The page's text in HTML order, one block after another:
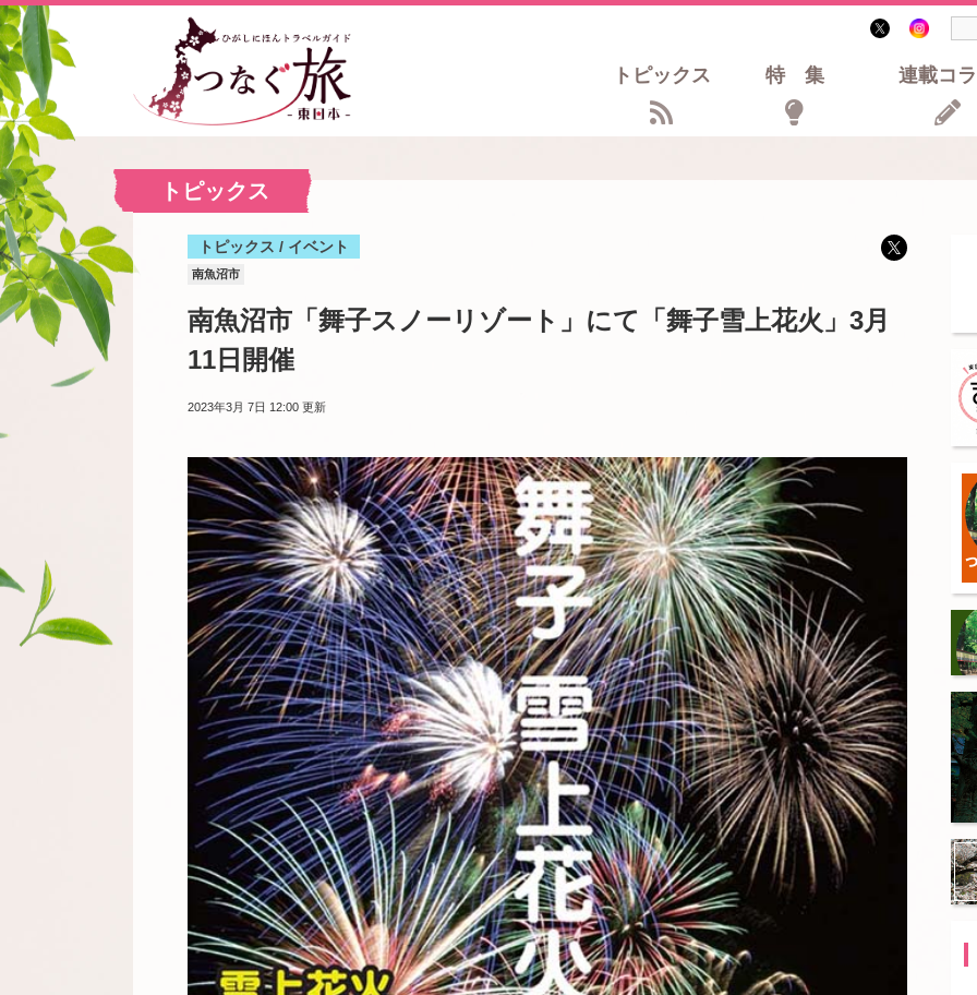
トピックス 特集 連載コ
トピックス
トピックス / イベント
南魚沼市
南魚沼市「舞子スノーリゾート」にて「舞子雪上花火」3月
11日開催
2023年3月 7日 12:00 更新